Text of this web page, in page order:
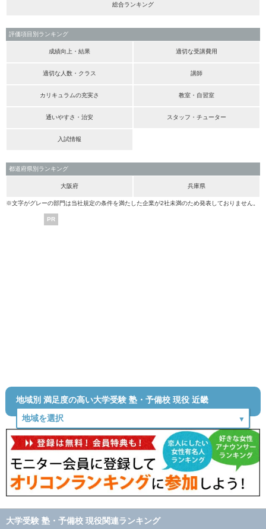
総合ランキング
評価項目別ランキング
成績向上・結果 適切な受講費用
適切な人数・クラス 講師
カリキュラムの充実さ 教室・自習室
通いやすさ・治安 スタッフ・チューター
入試情報
都道府県別ランキング
大阪府 兵庫県
※文字がグレーの部門は当社規定の条件を満たした企業が2社未満のため発表しておりません。
PR
地域別 満足度の高い大学受験 塾・予備校 現役 近畿
大学受験 塾・予備校 現役関連ランキング